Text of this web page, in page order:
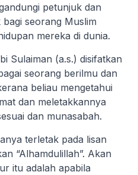
petunjuk dan
seorang Muslim
mereka di dunia.
Sulaiman (a.s.) disifatkan
seorang berilmu dan
beliau mengetahui
dan meletakkannya
dan munasabah.
terletak pada lisan
“Alhamdulillah”. Akan
itu adalah apabila